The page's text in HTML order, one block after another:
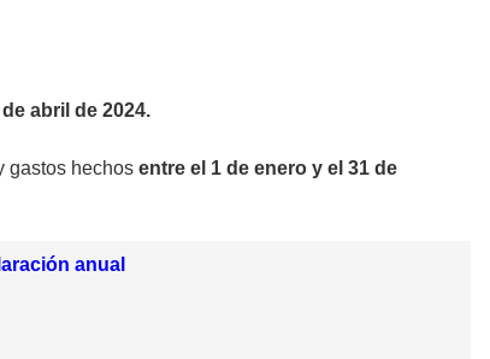
abril de 2024.
gastos hechos entre el 1 de enero y el 31 de
anual